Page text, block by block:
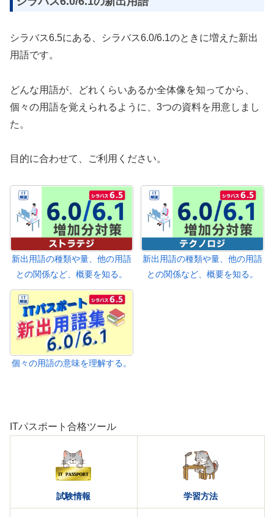
シラバス6.5にある、シラバス6.0/6.1のときに増えた新出
用語です。
どんな用語が、どれくらいあるか全体像を知ってから、
個々の用語を覚えられるように、3つの資料を用意しまし
た。
目的に合わせて、ご利用ください。
新出用語の種類や量、他の用語
との関係など、概要を知る。
新出用語の種類や量、他の用語
との関係など、概要を知る。
個々の用語の意味を理解する。
ITパスポート合格ツール
試験情報 学習方法